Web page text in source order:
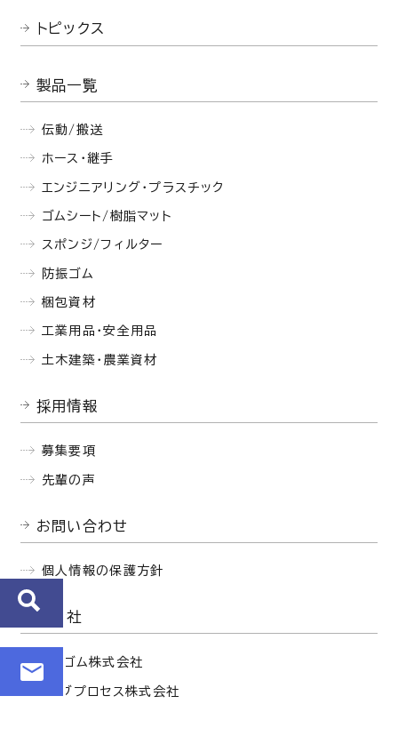
トピックス
製品一覧
伝動/搬送
ホース・継手
エンジニアリング・プラスチック
ゴムシート/樹脂マット
スポンジ/フィルター
防振ゴム
梱包資材
工業用品・安全用品
土木建築・農業資材
採用情報
募集要項
先輩の声
お問い合わせ
個人情報の保護方針
関連会社
西部ゴム株式会社
セイブプロセス株式会社